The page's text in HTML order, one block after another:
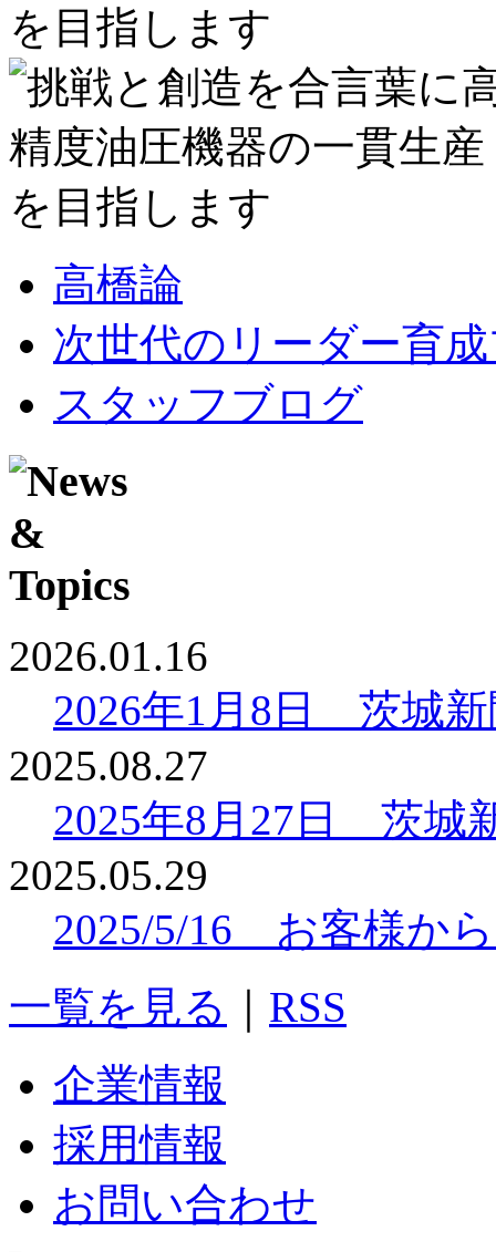
高橋論
次世代のリーダー育
スタッフブログ
2026.01.16
2026年1月8日 茨城
2025.08.27
2025年8月27日 茨城
2025.05.29
2025/5/16 お客様か
一覧を見る
RSS
企業情報
採用情報
お問い合わせ